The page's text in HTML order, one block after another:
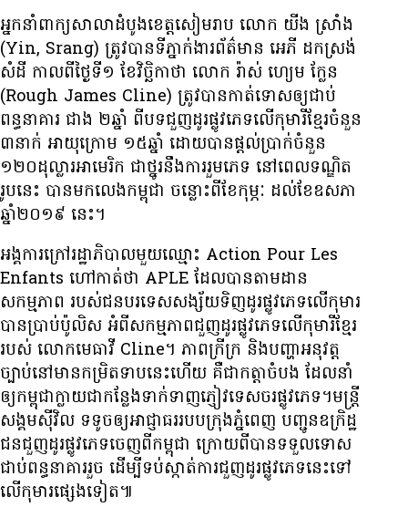
អ្នក​នាំ​ពាក្យ​សាលា​ដំបូង​ខេត្ត​សៀមរាប លោក យីង ស្រាំង
(Yin, Srang) ត្រូវ​បាន​ទីភ្នាក់ងារ​ព័ត៌មាន អេភី ដក​ស្រង់​
សំដី កាល​ពី​ថ្ងៃ​ទី១ ខែវិច្ឆិកាថា លោក រ៉ាស់ ហ្យេម ក្លែន
(Rough James Cline) ត្រូវ​បាន​កាត់​ទោស​ឲ្យ​ជាប់​
ពន្ធនាគារ ជាង ២ឆ្នាំ ពី​បទ​ជួញ​ដូរ​ផ្លូវ​ភេទ​លើ​កុមារី​ខ្មែរ​ចំនួន
៣នាក់ អាយុ​ក្រោម ១៥ឆ្នាំ ដោយ​បាន​ផ្តល់​ប្រាក់​ចំនួន
១២០ដុល្លារអាមេរិក ជា​ថ្នូរ​នឹង​ការ​រួម​ភេទ នៅ​ពេល​ទណ្ឌិត​
រូប​នេះ បាន​មក​លេង​កម្ពុជា​ ចន្លោះ​ពី​ខែ​កុម្ភៈ ដល់​ខែ​ឧសភា
ឆ្នាំ២០១៩ នេះ។
អង្គការ​ក្រៅ​រដ្ឋាភិបាល​មួយ​ឈ្មោះ Action Pour Les
Enfants ហៅ​កាត់​ថា APLE ដែល​បាន​តាម​ដាន​
សកម្មភាព របស់​ជន​បរទេស​សង្ស័យ​ទិញ​ដូរ​ផ្លូវ​ភេទ​លើ​កុមារ
បាន​ប្រាប់​ប៉ូលិស អំពី​សកម្មភាព​ជួញ​ដូរ​ផ្លូវ​ភេទ​លើ​កុមារី​ខ្មែរ
របស់ លោកមេធាវី Cline។ ភាព​ក្រីក្រ និង​បញ្ហា​អនុវត្ត​
ច្បាប់​នៅ​មាន​កម្រិត​ទាប​នេះ​ហើយ គឺ​ជា​កត្តា​ចំបង ដែល​នាំ​
ឲ្យ​កម្ពុជា​ក្លាយ​ជា​កន្លែង​ទាក់ទាញ​ភ្ញៀវ​ទេសចរ​ផ្លូវ​ភេទ។មន្ត្រី​
សង្គម​ស៊ីវិល ទទូច​ឲ្យ​អាជ្ញាធរ​របប​ក្រុង​ភ្នំពេញ បញ្ជូន​ឧក្រិដ្ឋ​
ជន​ជួញដូរ​ផ្លូវ​ភេទ​ចេញ​ពី​កម្ពុជា ក្រោយ​ពី​បាន​ទទួល​ទោស​
ជាប់​ពន្ធនាគារ​រួច ដើម្បី​ទប់​ស្កាត់​ការ​ជួញដូរ​ផ្លូវ​ភេទ​នេះ​ទៅ​
លើ​កុមារ​ផ្សេង​ទៀត៕